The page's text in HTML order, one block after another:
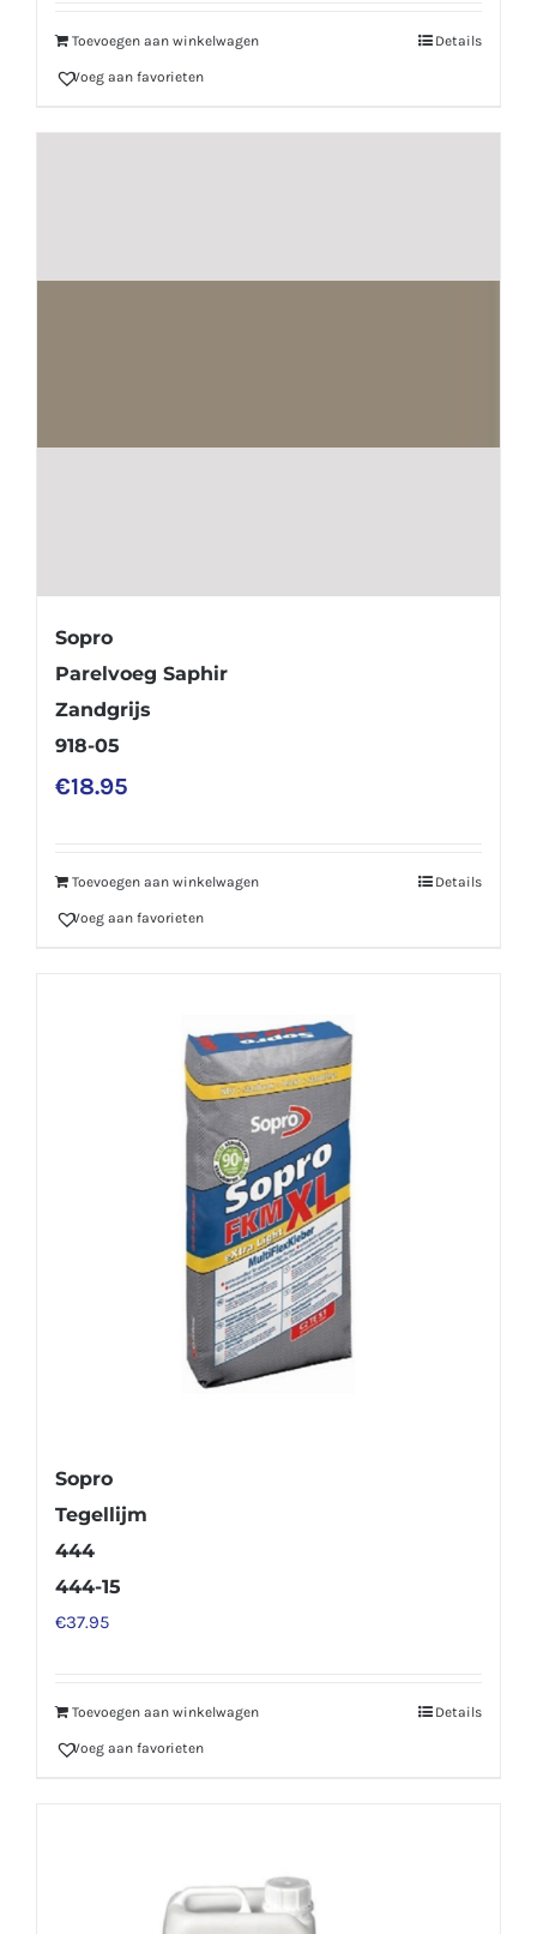
Toevoegen aan winkelwagen Details
Voeg aan favorieten
Sopro
Parelvoeg Saphir
Zandgrijs
918-05
€18.95
Toevoegen aan winkelwagen Details
Voeg aan favorieten
Sopro
Tegellijm
444
444-15
€37.95
Toevoegen aan winkelwagen Details
Voeg aan favorieten